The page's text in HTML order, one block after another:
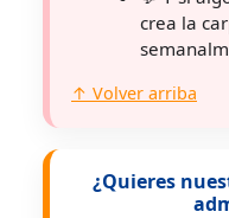
crea la
↑ Volver arriba
¿Quieres